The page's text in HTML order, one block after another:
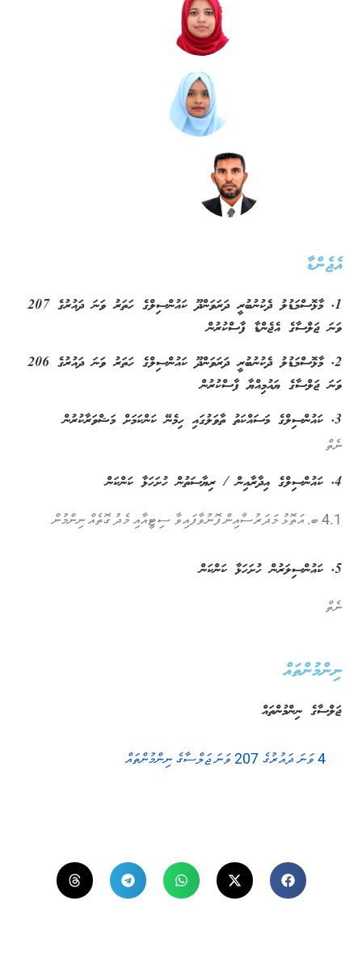
އެޖެންޑާ
1. މާޅޮސްމަޑުލު ދެކުނުބުރީ ދަރަވަންދޫ ކައުންސިލްގެ ހަތަރު ވަނަ ދައުރުގެ 207
ވަނަ ޖަލްސާގެ އެޖެންޑާ ފާސްކުރުން
2. މާޅޮސްމަޑުލު ދެކުނުބުރީ ދަރަވަންދޫ ކައުންސިލްގެ ހަތަރު ވަނަ ދައުރުގެ 206
ވަނަ ޖަލްސާގެ ޔައުމިއްޔާ ފާސްކުރުން
3. ކައުންސިލްގެ މަސައްކަތު ތާވަލުގައި ހިމެނޭ ކަންކަމަށް މަޝްވަރާކުރުން
ނެތް
4. ކައުންސިލްގެ އިދާރާއިން / ރިޔާސަތުން ހުށަހަޅާ ކަންކަން
4.1 ބ. އަތޮޅު މަދަރުސާއިން ފޮނުވާފައިވާ ސިޓީއާއި މެދު ގޮތެއް ނިންމުން
5. ކައުންސިލަރުން ހުށަހަޅާ ކަންކަން
ނެތް
ނިންމުންތައް
ޖަލްސާގެ ނިންމުންތައް
4 ވަނަ ދައުރުގެ 207 ވަނަ ޖަލްސާގެ ނިންމުންތައް